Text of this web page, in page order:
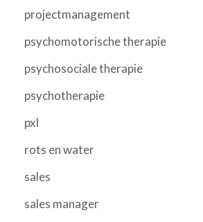
projectmanagement
psychomotorische therapie
psychosociale therapie
psychotherapie
pxl
rots en water
sales
sales manager